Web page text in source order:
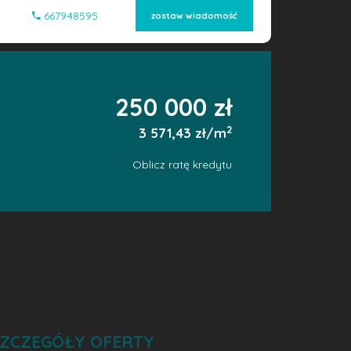
667948595 zostaw wiadomość
250 000 zł
3 571,43 zł/m2
Oblicz ratę kredytu
OFERTY